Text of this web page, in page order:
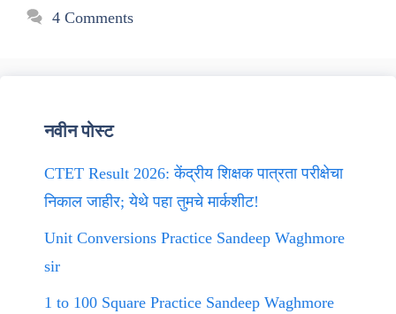
4 Comments
नवीन पोस्ट
CTET Result 2026: केंद्रीय शिक्षक पात्रता परीक्षेचा
निकाल जाहीर; येथे पहा तुमचे मार्कशीट!
Unit Conversions Practice Sandeep Waghmore
sir
1 to 100 Square Practice Sandeep Waghmore